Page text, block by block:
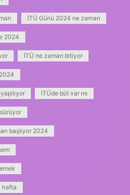
İTÜ Günü 2024 ne zaman
2024
İTÜ ne zaman bitiyor
İTÜde büt var mı
başlıyor 2024
hafta